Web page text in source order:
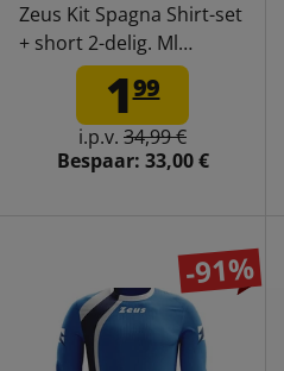
Zeus Kit Spagna Shirt-set
+ short 2-delig. Ml
wit/zwart 199
i.p.v. 34,99 €
Bespaar: 33,00 €
-91%